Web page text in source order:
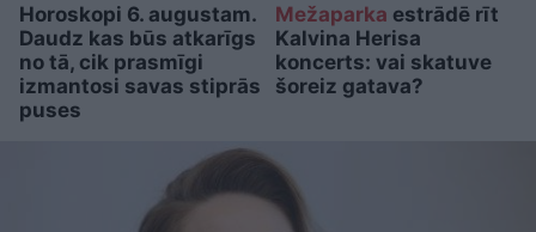
Horoskopi 6. augustam.
Daudz kas būs atkarīgs
no tā, cik prasmīgi
izmantosi savas stiprās
puses
Mežaparka estrādē rīt
Kalvina Herisa
koncerts: vai skatuve
šoreiz gatava?